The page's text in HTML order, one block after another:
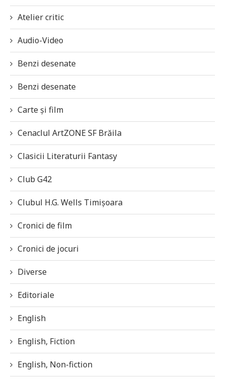
Atelier critic
Audio-Video
Benzi desenate
Benzi desenate
Carte și film
Cenaclul ArtZONE SF Brăila
Clasicii Literaturii Fantasy
Club G42
Clubul H.G. Wells Timișoara
Cronici de film
Cronici de jocuri
Diverse
Editoriale
English
English, Fiction
English, Non-fiction